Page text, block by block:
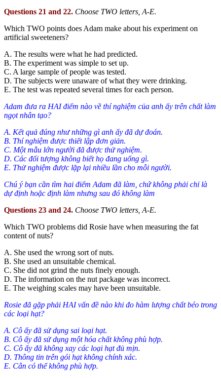
Questions 21 and 22. Choose TWO letters, A-E.
Which TWO points does Adam make about his experiment on
artificial sweeteners?
A. The results were what he had predicted.
B. The experiment was simple to set up.
C. A large sample of people was tested.
D. The subjects were unaware of what they were drinking.
E. The test was repeated several times for each person.
Adam đưa ra HAI điểm nào về thí nghiệm của anh ấy trên chất làm
ngọt nhân tạo?
A. Kết quả đúng như những gì anh ấy đã dự đoán.
B. Thí nghiệm được thiết lập đơn giản.
C. Một mẫu lớn người đã được thử nghiệm.
D. Các đối tượng không biết họ đang uống gì.
E. Thử nghiệm được lặp lại nhiều lần cho mỗi người.
Chú ý bạn cần tìm hai điểm Adam đã làm, chứ không phải chỉ là
dự định hoặc định làm nhưng sau đó không làm
Questions 23 and 24. Choose TWO letters, A-E.
Which TWO problems did Rosie have when measuring the fat
content of nuts?
A. She used the wrong sort of nuts.
B. She used an unsuitable chemical.
C. She did not grind the nuts finely enough.
D. The information on the nut package was incorrect.
E. The weighing scales may have been unsuitable.
Rosie đã gặp phải HAI vấn đề nào khi đo hàm lượng chất béo trong
các loại hạt?
A. Cô ấy đã sử dụng sai loại hạt.
B. Cô ấy đã sử dụng một hóa chất không phù hợp.
C. Cô ấy đã không xay các loại hạt đủ mịn.
D. Thông tin trên gói hạt không chính xác.
E. Cân có thể không phù hợp.